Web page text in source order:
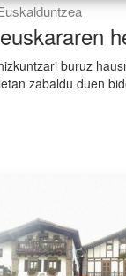
buruz
zabaldu duen